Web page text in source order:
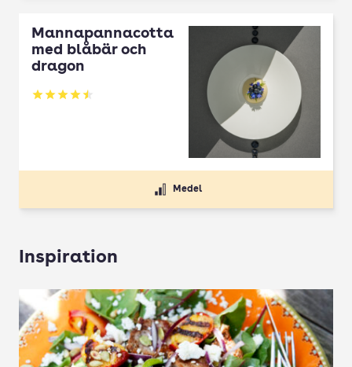
Mannapannacotta
med blåbär och
dragon
Betyg: 4.5 av 5
Medel
Inspiration